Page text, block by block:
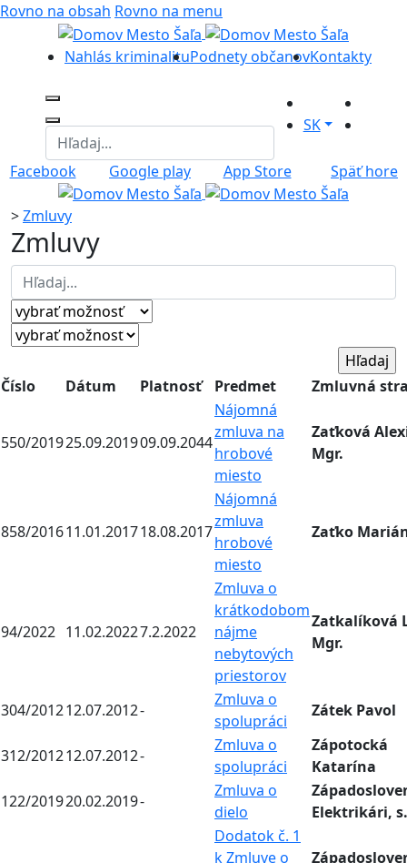
Rovno na obsah Rovno na menu
Nahlás kriminalituPodnety občanovKontakty
SK
Facebook Google play App Store Späť hore
>Zmluvy
Zmluvy
Číslo Dátum Platnosť Predmet Zmluvná
550/201925.09.201909.09.2044
Nájomná
zmluva na
hrobové
miesto
Zaťková
Mgr.
858/201611.01.201718.08.2017
Nájomná
zmluva
hrobové
miesto
Zaťko
94/2022 11.02.20227.2.2022
Zmluva o
krátkodobom
nájme
nebytových
priestorov
Zatkalíková
Mgr.
304/201212.07.2012-
Zmluva o
spolupráci
Zátek Pavol
312/201212.07.2012-
Zmluva o
spolupráci
Zápotocká
Katarína
122/201920.02.2019-
Zmluva o
dielo
Elektrikári,
Dodatok č. 1
k Zmluve o